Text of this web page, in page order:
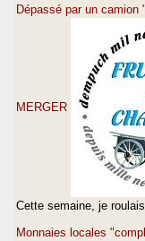
Dépassé par un camion
MERGER
Cette semaine, je
Monnaies locales